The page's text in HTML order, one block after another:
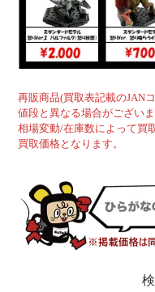
再販商品(買取表記載のJAN
値段と異なる場合がございま
相場変動/在庫数によって買
買取価格となります。